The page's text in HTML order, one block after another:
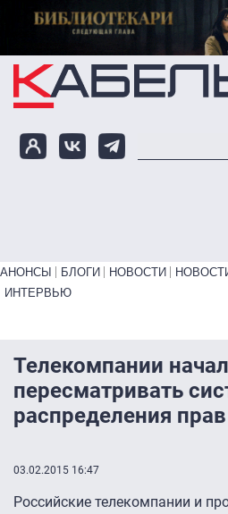
Перейти к основному
Primary links bottom
АНОНСЫ БЛОГИ НОВОСТИ
ИНТЕРВЬЮ
Телекомпании
пересматривать
распределения
03.02.2015 16:47
Российские телекомпании и